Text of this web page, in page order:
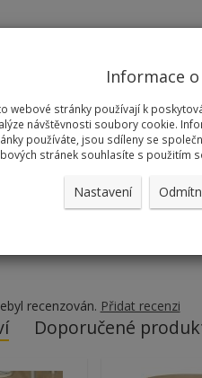
skříň na pořadače - 5
- buk/stříbrná vhodná do
24 ks, celková kapacita skříně
s plastovou probarvenou
kovová. Výškově
recenzován. Přidat recenzi
Doporučené
Informace
webové stránky používají k
návštěvnosti soubory cookie.
používáte, jsou sdíleny se
stránek souhlasíte s použitím
Nastavení